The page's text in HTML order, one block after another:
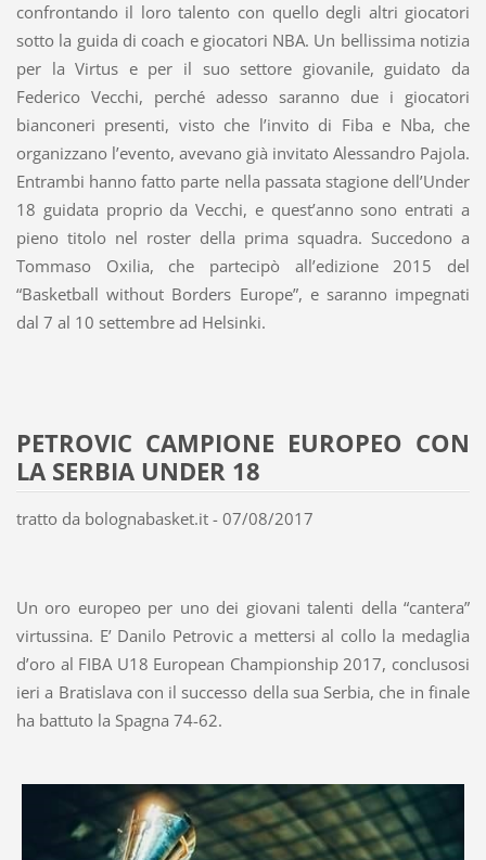
confrontando il loro talento con quello degli altri giocatori
sotto la guida di coach e giocatori NBA. Un bellissima notizia
per la Virtus e per il suo settore giovanile, guidato da
Federico Vecchi, perché adesso saranno due i giocatori
bianconeri presenti, visto che l’invito di Fiba e Nba, che
organizzano l’evento, avevano già invitato Alessandro Pajola.
Entrambi hanno fatto parte nella passata stagione dell’Under
18 guidata proprio da Vecchi, e quest’anno sono entrati a
pieno titolo nel roster della prima squadra. Succedono a
Tommaso Oxilia, che partecipò all’edizione 2015 del
“Basketball without Borders Europe”, e saranno impegnati
dal 7 al 10 settembre ad Helsinki.
PETROVIC CAMPIONE EUROPEO CON
LA SERBIA UNDER 18
tratto da bolognabasket.it - 07/08/2017
Un oro europeo per uno dei giovani talenti della “cantera”
virtussina. E’ Danilo Petrovic a mettersi al collo la medaglia
d’oro al FIBA U18 European Championship 2017, conclusosi
ieri a Bratislava con il successo della sua Serbia, che in finale
ha battuto la Spagna 74-62.